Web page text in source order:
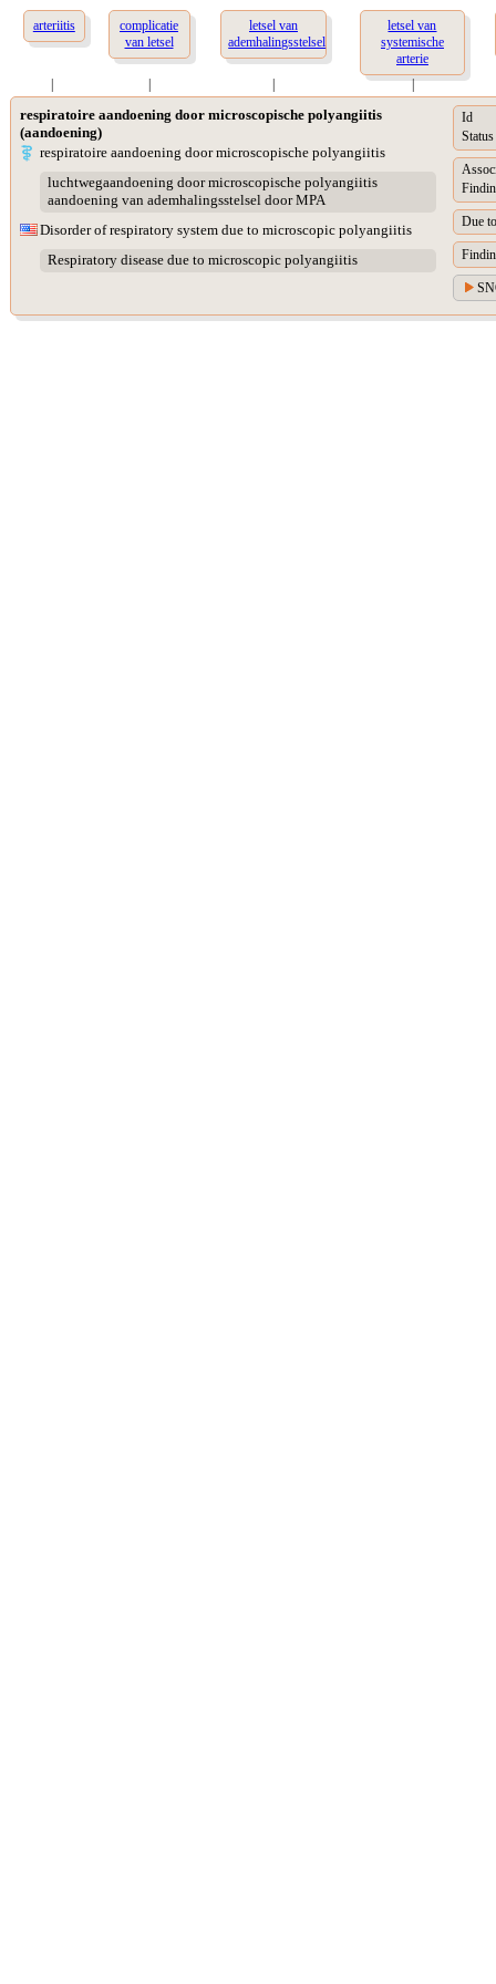
arteriitis
complicatie
van letsel
letsel van
ademhalingsstelsel
letsel van
systemische
arterie
|
respiratoire aandoening door microscopische polyangiitis
(aandoening)
respiratoire aandoening door microscopische polyangiitis
luchtwegaandoening door microscopische polyangiitis
aandoening van ademhalingsstelsel door MPA
Disorder of respiratory system due to microscopic polyangiitis
Respiratory disease due to microscopic polyangiitis
Id
Status
Due to